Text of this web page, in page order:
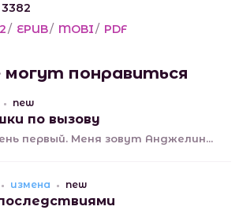
3382
/ EPUB/ MOBI/ PDF
понравиться
new
по вызову
первый. Меня зовут Анджелин...
измена new